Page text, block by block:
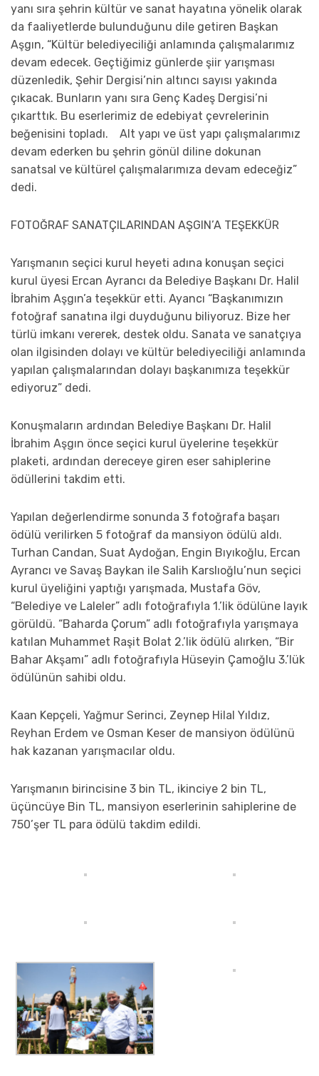
yanı sıra şehrin kültür ve sanat hayatına yönelik olarak
da faaliyetlerde bulunduğunu dile getiren Başkan
Aşgın, “Kültür belediyeciliği anlamında çalışmalarımız
devam edecek. Geçtiğimiz günlerde şiir yarışması
düzenledik, Şehir Dergisi’nin altıncı sayısı yakında
çıkacak. Bunların yanı sıra Genç Kadeş Dergisi’ni
çıkarttık. Bu eserlerimiz de edebiyat çevrelerinin
beğenisini topladı. Alt yapı ve üst yapı çalışmalarımız
devam ederken bu şehrin gönül diline dokunan
sanatsal ve kültürel çalışmalarımıza devam edeceğiz”
dedi.
FOTOĞRAF SANATÇILARINDAN AŞGIN’A TEŞEKKÜR
Yarışmanın seçici kurul heyeti adına konuşan seçici
kurul üyesi Ercan Ayrancı da Belediye Başkanı Dr. Halil
İbrahim Aşgın’a teşekkür etti. Ayancı “Başkanımızın
fotoğraf sanatına ilgi duyduğunu biliyoruz. Bize her
türlü imkanı vererek, destek oldu. Sanata ve sanatçıya
olan ilgisinden dolayı ve kültür belediyeciliği anlamında
yapılan çalışmalarından dolayı başkanımıza teşekkür
ediyoruz” dedi.
Konuşmaların ardından Belediye Başkanı Dr. Halil
İbrahim Aşgın önce seçici kurul üyelerine teşekkür
plaketi, ardından dereceye giren eser sahiplerine
ödüllerini takdim etti.
Yapılan değerlendirme sonunda 3 fotoğrafa başarı
ödülü verilirken 5 fotoğraf da mansiyon ödülü aldı.
Turhan Candan, Suat Aydoğan, Engin Bıyıkoğlu, Ercan
Ayrancı ve Savaş Baykan ile Salih Karslıoğlu’nun seçici
kurul üyeliğini yaptığı yarışmada, Mustafa Göv,
“Belediye ve Laleler” adlı fotoğrafıyla 1.’lik ödülüne layık
görüldü. “Baharda Çorum” adlı fotoğrafıyla yarışmaya
katılan Muhammet Raşit Bolat 2.’lik ödülü alırken, “Bir
Bahar Akşamı” adlı fotoğrafıyla Hüseyin Çamoğlu 3.’lük
ödülünün sahibi oldu.
Kaan Kepçeli, Yağmur Serinci, Zeynep Hilal Yıldız,
Reyhan Erdem ve Osman Keser de mansiyon ödülünü
hak kazanan yarışmacılar oldu.
Yarışmanın birincisine 3 bin TL, ikinciye 2 bin TL,
üçüncüye Bin TL, mansiyon eserlerinin sahiplerine de
750’şer TL para ödülü takdim edildi.